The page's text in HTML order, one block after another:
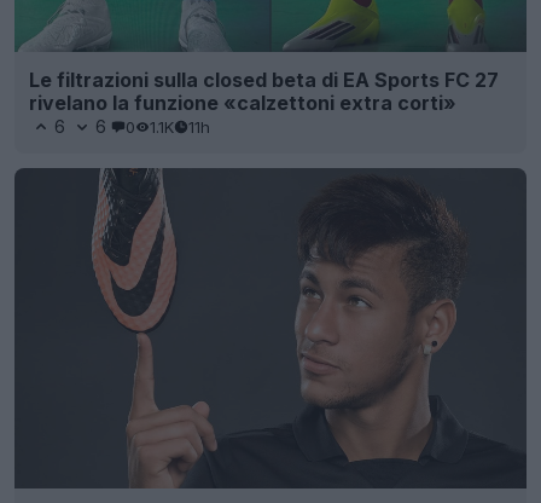
Le filtrazioni sulla closed beta di EA Sports FC 27
rivelano la funzione «calzettoni extra corti»
6 6 0 1.1K 11h